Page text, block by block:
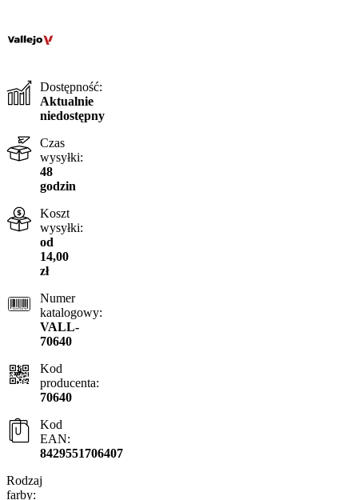
Dostępność:
Aktualnie
niedostępny
Czas
wysyłki:
48
godzin
Koszt
wysyłki:
od
14,00
zł
Numer
katalogowy:
VALL-
70640
Kod
producenta:
70640
Kod
EAN:
8429551706407
Rodzaj
farby: